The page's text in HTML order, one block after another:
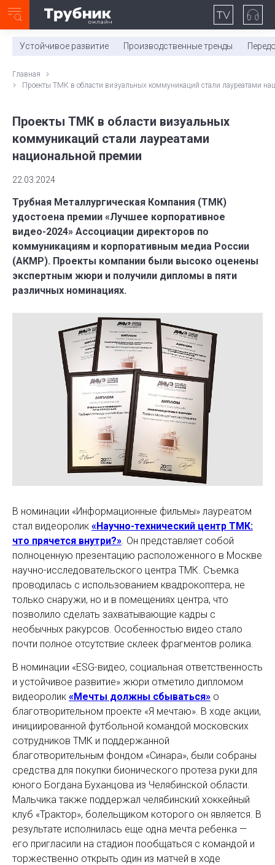
0:00/ 11:03
Устойчивое развитие Производственные тренды
Главная
Проекты ТМК в области визуальных коммуникаций стали лауреатами
Проекты ТМК в области визуальных
коммуникаций стали лауреатами
национальной премии
22.03.2024
Трубная Металлургическая Компания (ТМК)
удостоена премии «Лучшее корпоративное
видео-2024» Ассоциации директоров по
коммуникациям и корпоративным медиа России
(АКМР). Проекты компании были высоко оценены
экспертным жюри и получили дипломы в пяти
различных номинациях.
В номинации «Информационные фильмы» лауреатом
стал видеоролик «Научно-технический центр ТМК:
что прячется внутри?» . Он представляет собой
полноценную презентацию расположенного в Москве
научно-исследовательского центра ТМК. Съемка
проводилась с использованием квадрокоптера, не
только снаружи, но и в помещениях центра, что
позволило сделать захватывающие кадры с
необычных ракурсов. Особенностью видео стало
почти полное отсутствие склеек фрагментов ролика.
В номинации «ESG-видео, социальная ответственность
и устойчивое развитие» жюри отметило дипломом
видеоролик «Мечты должны сбываться» о
благотворительном проекте «Я мечтаю». В ходе акции,
инициированной футбольной командой московских
сотрудников ТМК и поддержанной
благотворительным фондом «Синара», были собраны
средства для покупки бионического протеза руки для
юного Богдана Буханцова из Челябинской области.
Мальчика также поддержал челябинский хоккейный
клуб «Трактор», болельщиком которого он является. В
результате исполнилась еще одна мечта ребенка —
его пригласили на стадион пообщаться с командой и
торжественно открыть один из матчей в ходе